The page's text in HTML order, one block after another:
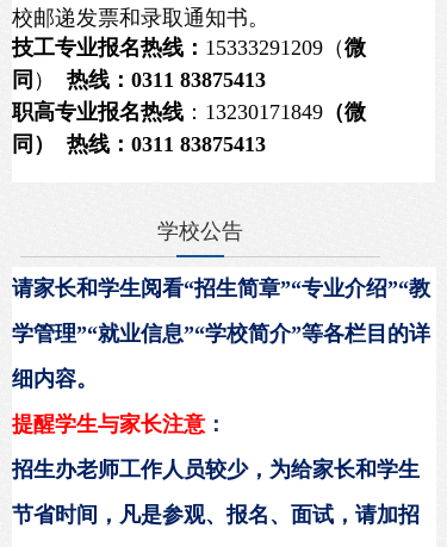
况。
校区全景展示
点击此处《在线参观学校全景 》
学校公告
校邮递发票和录取通知书。
技工专业报名热线 ： 15333291209（微
同 ）
热线：0311 83875413
职高专业报名热线 ：13230171849 （微
同） 热线：0311 83875413
请家长和学生阅看“招生简章”“专业介绍”“教
学管理”“就业信息”“学校简介”等各栏目的详
细内容。
提醒学生与家长注意 ：
招生办老师工作人员较少，为给家长和学生
节省时间，凡是参观、报名、面试，请加招